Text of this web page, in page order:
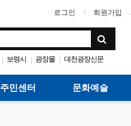
로그인 회원가입
| 보령시 | 광장몰 | 대천광장신문
주민센터 문화예술